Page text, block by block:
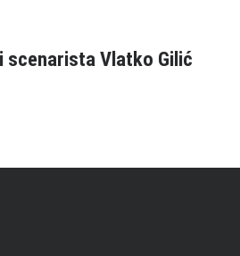
scenarista Vlatko Gilić